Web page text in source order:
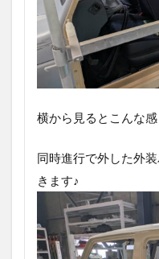
横から見るとこんな
同時進行で外した外
きます♪